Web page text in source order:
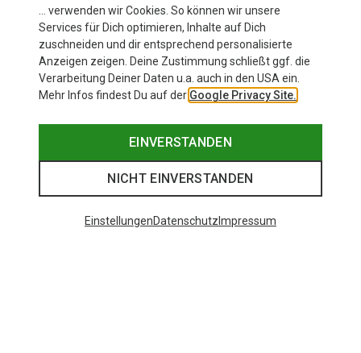
… verwenden wir Cookies. So können wir unsere
Services für Dich optimieren, Inhalte auf Dich
zuschneiden und dir entsprechend personalisierte
Anzeigen zeigen. Deine Zustimmung schließt ggf. die
Verarbeitung Deiner Daten u.a. auch in den USA ein.
Mehr Infos findest Du auf der Google Privacy Site.
EINVERSTANDEN
NICHT EINVERSTANDEN
EinstellungenDatenschutz Impressum